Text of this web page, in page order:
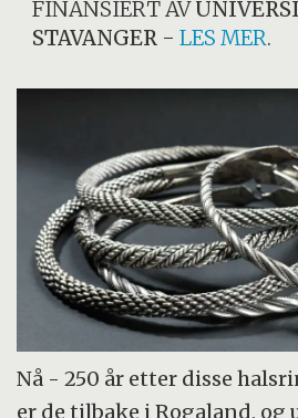
FINANSIERT AV
STAVANGER -LES MER.
Nå - 250 år etter disse
er de tilbake i Rogaland, og